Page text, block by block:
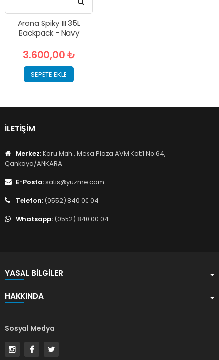
Arena Spiky III 35L
Backpack - Navy
3.600,00 ₺
SEPETE EKLE
İLETIŞIM
Merkez:Koru Mah., Mesa Plaza AVM Kat:1 No:64,
Çankaya/ANKARA
E-Posta:satis@yuzme.com
Telefon: (0552) 840 00 04
Whatsapp: (0552) 840 00 04
YASAL BILGILER
HAKKINDA
Sosyal Medya